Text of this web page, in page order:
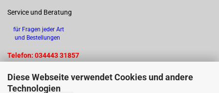
Diese Webseite verwendet Cookies und andere
Technologien
Service und Beratung
für Fragen jeder Art
und Bestellungen
Telefon: 034443 31857